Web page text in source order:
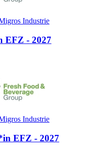
Industrie
EFZ - 2027
Industrie
EFZ - 2027